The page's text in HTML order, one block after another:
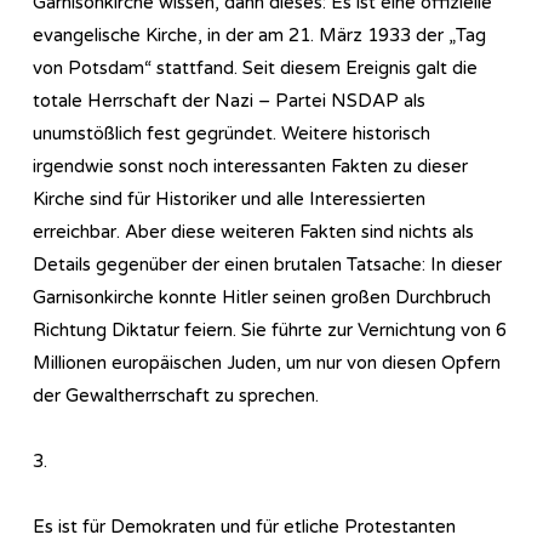
evangelische Kirche, in der am 21. März 1933 der „Tag
von Potsdam“ stattfand. Seit diesem Ereignis galt die
totale Herrschaft der Nazi – Partei NSDAP als
unumstößlich fest gegründet. Weitere historisch
irgendwie sonst noch interessanten Fakten zu dieser
Kirche sind für Historiker und alle Interessierten
erreichbar. Aber diese weiteren Fakten sind nichts als
Details gegenüber der einen brutalen Tatsache: In dieser
Garnisonkirche konnte Hitler seinen großen Durchbruch
Richtung Diktatur feiern. Sie führte zur Vernichtung von 6
Millionen europäischen Juden, um nur von diesen Opfern
der Gewaltherrschaft zu sprechen.
3.
Es ist für Demokraten und für etliche Protestanten